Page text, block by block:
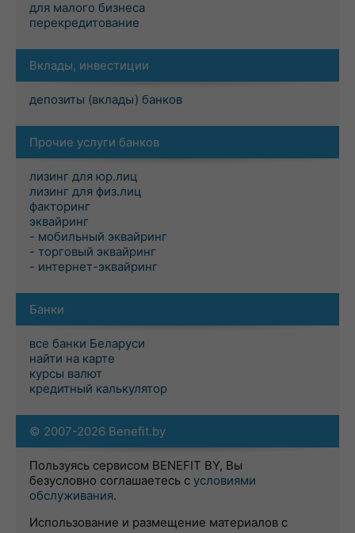
для малого бизнеса
перекредитование
Вклады, инвестиции
депозиты (вклады) банков
Прочие услуги банков
лизинг для юр.лиц
лизинг для физ.лиц
факторинг
эквайринг
- мобильный эквайринг
- торговый эквайринг
- интернет-эквайринг
Банки
все банки Беларуси
найти на карте
курсы валют
кредитный калькулятор
© 2007-2026 Benefit.by
Пользуясь сервисом BENEFIT BY, Вы
безусловно соглашаетесь с условиями
обслуживания.
Использование и размещение материалов с